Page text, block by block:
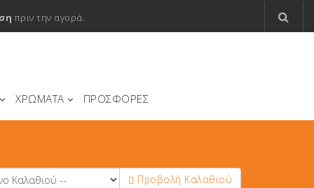
πριν την αγορά.
ΧΡΩΜΑΤΑ ΠΡΟΣΦΟΡΕΣ
Προβολή Καλαθιού